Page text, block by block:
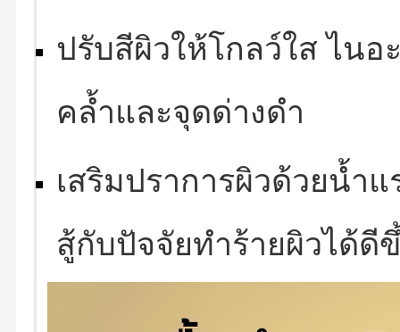
ปรับสีผิวให้โกลว์ใส ไน
คล้ำและจุดด่างดำ
เสริมปราการผิวด้วยน้ำ
สู้กับปัจจัยทำร้ายผิวได้ดี